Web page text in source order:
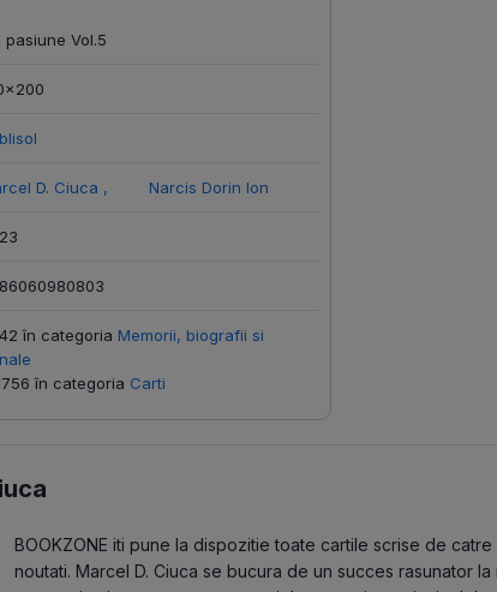
Vol.5
D. Ciuca , Narcis Dorin Ion
în categoria Memorii, biografii si
în categoria Carti
BOOKZONE iti pune la dispozitie toate cartile scrise de
noutati. Marcel D. Ciuca se bucura de un succes rasunator